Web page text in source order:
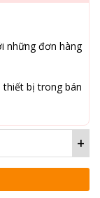
những đơn hàng
thiết bị trong bán
+